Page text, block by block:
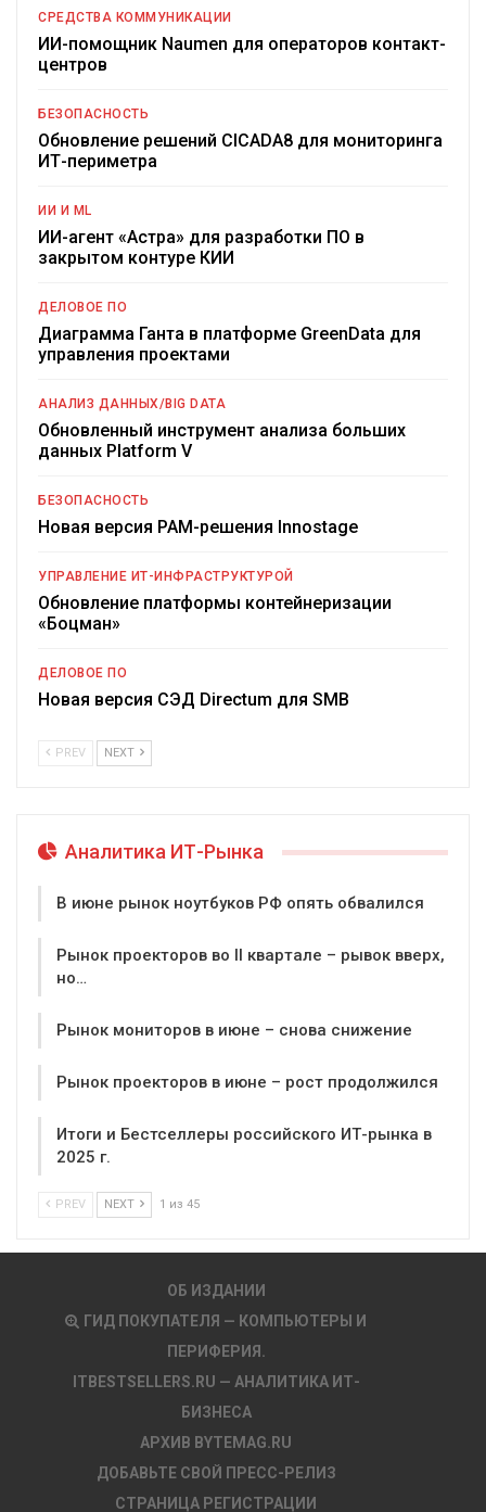
СРЕДСТВА КОММУНИКАЦИИ
ИИ-помощник Naumen для операторов контакт-
центров
БЕЗОПАСНОСТЬ
Обновление решений CICADA8 для мониторинга
ИТ-периметра
ИИ И ML
ИИ-агент «Астра» для разработки ПО в
закрытом контуре КИИ
ДЕЛОВОЕ ПО
Диаграмма Ганта в платформе GreenData для
управления проектами
АНАЛИЗ ДАННЫХ/BIG DATA
Обновленный инструмент анализа больших
данных Platform V
БЕЗОПАСНОСТЬ
Новая версия PAM-решения Innostage
УПРАВЛЕНИЕ ИТ-ИНФРАСТРУКТУРОЙ
Обновление платформы контейнеризации
«Боцман»
ДЕЛОВОЕ ПО
Новая версия СЭД Directum для SMB
PREV NEXT
Аналитика ИТ-Рынка
В июне рынок ноутбуков РФ опять обвалился
Рынок проекторов во II квартале – рывок вверх,
но…
Рынок мониторов в июне – снова снижение
Рынок проекторов в июне – рост продолжился
Итоги и Бестселлеры российского ИТ-рынка в
2025 г.
PREV NEXT 1 из 45
ОБ ИЗДАНИИ
ГИД ПОКУПАТЕЛЯ — КОМПЬЮТЕРЫ И
ПЕРИФЕРИЯ.
ITBESTSELLERS.RU — АНАЛИТИКА ИТ-
БИЗНЕСА
АРХИВ BYTEMAG.RU
ДОБАВЬТЕ СВОЙ ПРЕСС-РЕЛИЗ
СТРАНИЦА РЕГИСТРАЦИИ